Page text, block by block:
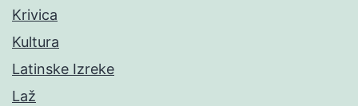
Krivica
Kultura
Latinske Izreke
Laž